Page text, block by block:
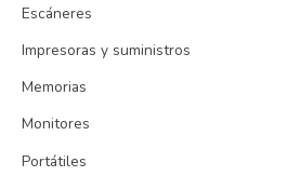
Escáneres
Impresoras y suministros
Memorias
Monitores
Portátiles